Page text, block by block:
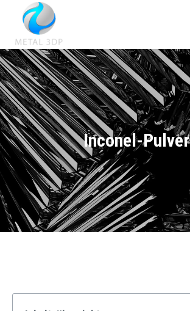
Inconel-Pulver